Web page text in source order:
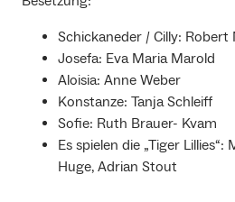
Schickaneder / Cilly: Robert
Josefa: Eva Maria Marold
Aloisia: Anne Weber
Konstanze: Tanja Schleiff
Sofie: Ruth Brauer- Kvam
Es spielen die „Tiger
Huge, Adrian Stout